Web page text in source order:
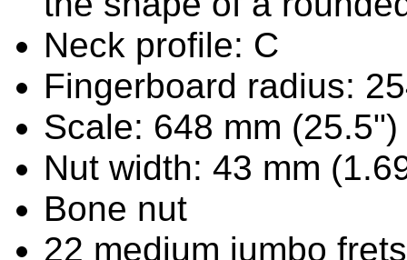
Neck profile: C
Fingerboard radius:
Scale: 648 mm (25.5")
Nut width: 43 mm
Bone nut
22 medium jumbo frets